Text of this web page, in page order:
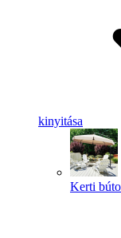
kinyitása
Kerti